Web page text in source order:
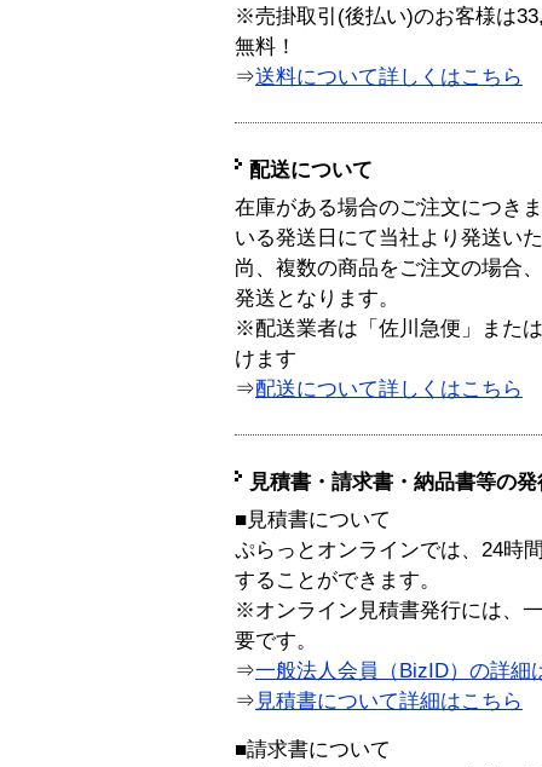
※売掛取引(後払い)のお客様は
無料！
⇒送料について詳しくはこちら
配送について
在庫がある場合のご注文につき
いる発送日にて当社より発送い
尚、複数の商品をご注文の場合
発送となります。
※配送業者は「佐川急便」また
けます
⇒配送について詳しくはこちら
見積書・請求書・納品書等の
■見積書について
ぷらっとオンラインでは、24時
することができます。
※オンライン見積書発行には、
要です。
⇒一般法人会員（BizID）の詳細
⇒ 見積書について詳細はこちら
■請求書について